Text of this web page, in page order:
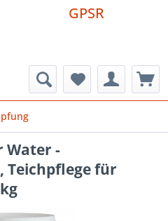
GPSR
Water -
Teichpflege für